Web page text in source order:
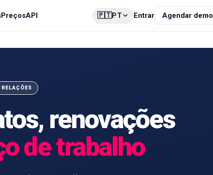
PreçosAPI 🇵🇹PT Entrar Agendar demo
renovações
de trabalho